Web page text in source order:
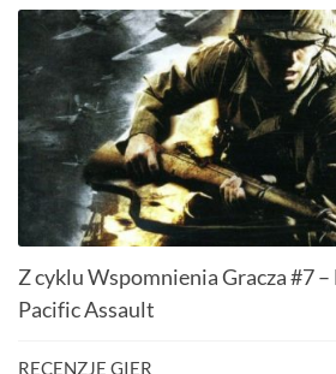
Z cyklu Wspomnienia Gracza #7
Pacific Assault
RECENZJE GIER